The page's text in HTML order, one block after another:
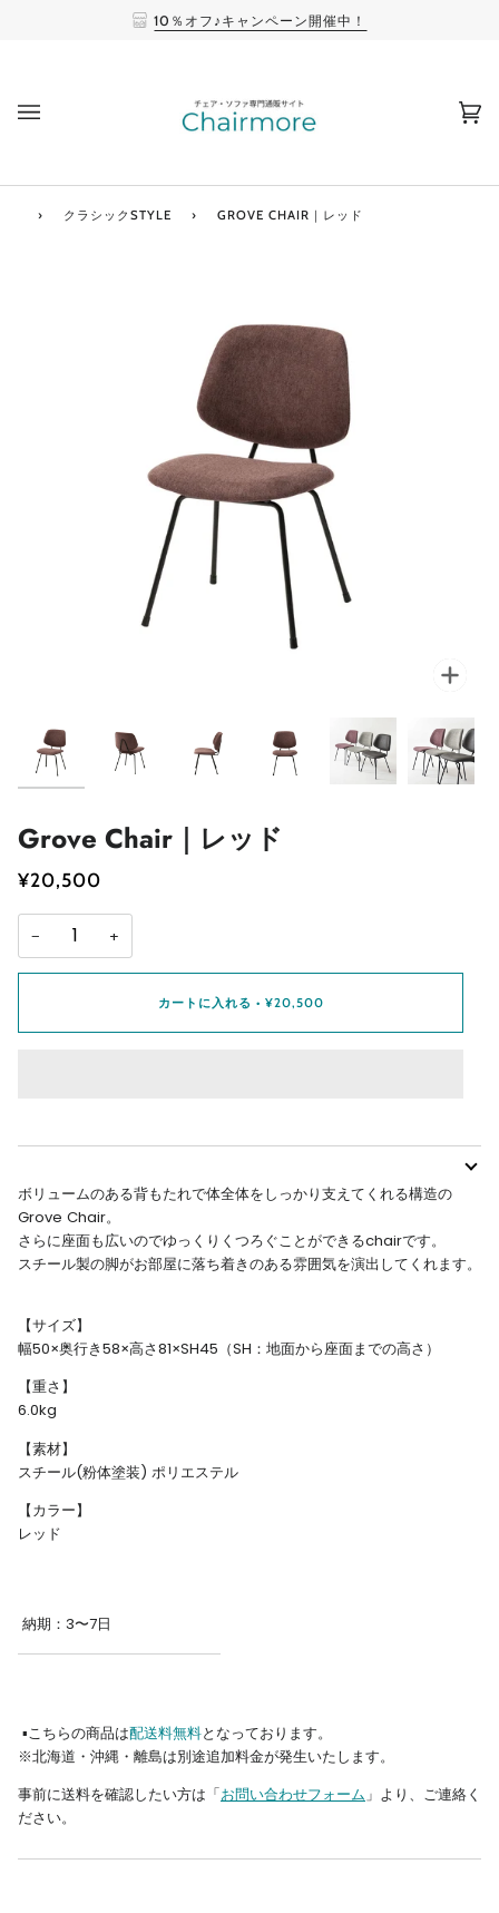
10％オフ♪キャンペーン開催中！
› クラシックSTYLE › GROVE CHAIR｜レッド
Grove Chair｜レッド
¥20,500
− +
カートに入れる • ¥20,500
ボリュームのある背もたれで体全体をしっかり支えてくれる構造の
Grove Chair。
さらに座面も広いのでゆっくりくつろぐことができるchairです。
スチール製の脚がお部屋に落ち着きのある雰囲気を演出してくれます。
【サイズ】
幅50×奥行き58×高さ81×SH45（SH：地面から座面までの高さ）
【重さ】
6.0kg
【素材】
スチール(粉体塗装) ポリエステル
【カラー】
レッド
納期：3〜7日
▪︎こちらの商品は配送料無料となっております。
※北海道・沖縄・離島は別途追加料金が発生いたします。
事前に送料を確認したい方は「お問い合わせフォーム」より、ご連絡く
ださい。